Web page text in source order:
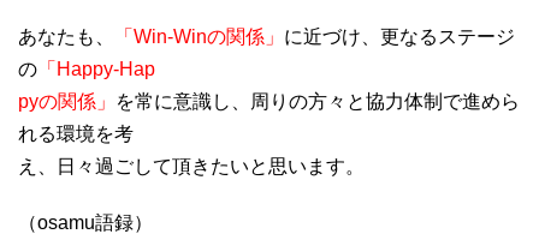
あなたも、 「Win-Winの関係」 に近づけ、更なるステージ
の 「Happy-Hap
pyの関係」
を常に意識し、周りの方々と協力体制で進めら
れる環境を考
え、日々過ごして頂きたいと思います。
（osamu語録）